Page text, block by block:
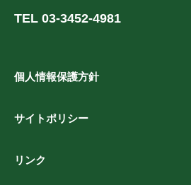
TEL 03-3452-4981
個人情報保護方針
サイトポリシー
リンク